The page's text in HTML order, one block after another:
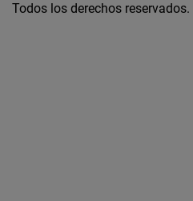
Todos los derechos reservados.